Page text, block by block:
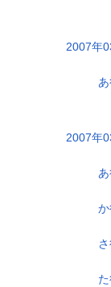
2007年
2007年